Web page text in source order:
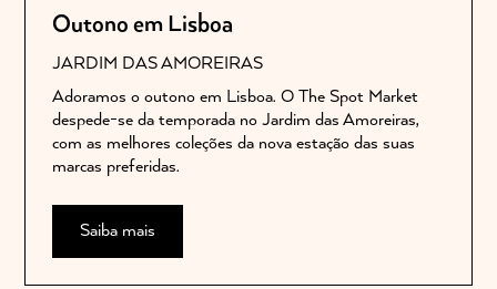
Outono em Lisboa
JARDIM DAS AMOREIRAS
Adoramos o outono em Lisboa. O The Spot Market
despede-se da temporada no Jardim das Amoreiras,
com as melhores coleções da nova estação das suas
marcas preferidas.
Saiba mais